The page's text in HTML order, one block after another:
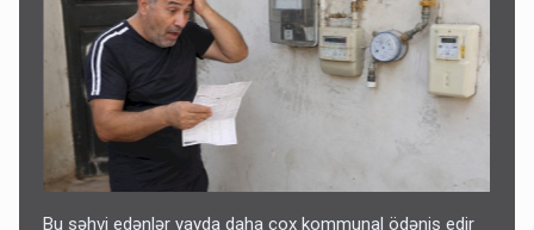
Bu səhvi edənlər yayda daha çox kommunal ödəniş edir